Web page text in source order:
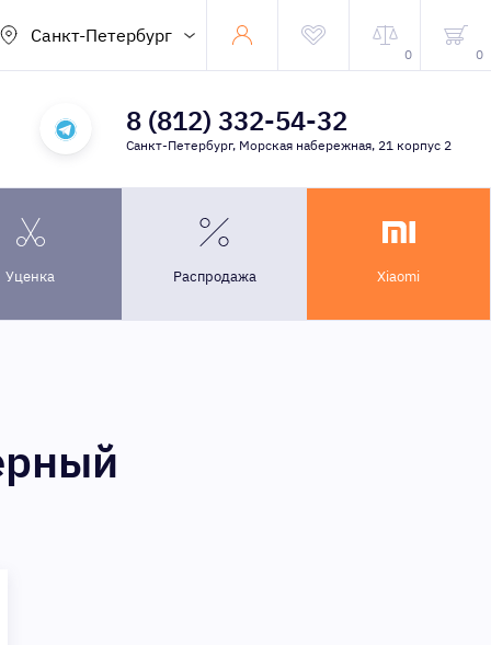
Санкт-Петербург
0 0
8 (812) 332-54-32
Санкт-Петербург, Морская набережная, 21 корпус 2
Уценка Распродажа Xiaomi